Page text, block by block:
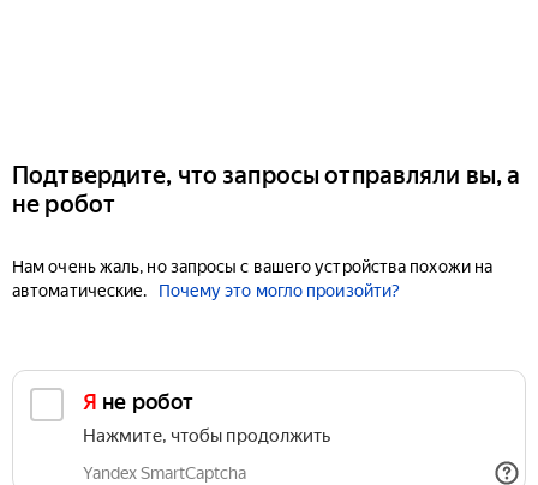
Подтвердите, что запросы отправляли вы, а
не робот
Нам очень жаль, но запросы с вашего устройства похожи на
автоматические.
Почему это могло произойти?
Я не робот
Нажмите, чтобы продолжить
Yandex SmartCaptcha